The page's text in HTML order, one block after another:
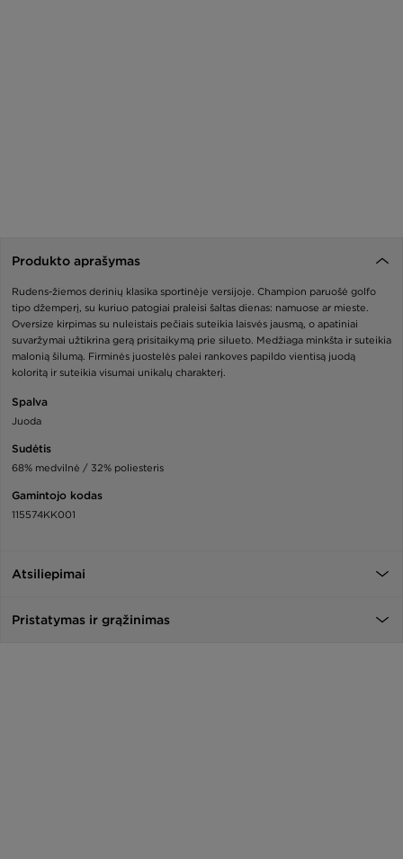
Produkto aprašymas
Rudens-žiemos derinių klasika sportinėje versijoje. Champion paruošė golfo
tipo džemperį, su kuriuo patogiai praleisi šaltas dienas: namuose ar mieste.
Oversize kirpimas su nuleistais pečiais suteikia laisvės jausmą, o apatiniai
suvaržymai užtikrina gerą prisitaikymą prie silueto. Medžiaga minkšta ir suteikia
malonią šilumą. Firminės juostelės palei rankoves papildo vientisą juodą
koloritą ir suteikia visumai unikalų charakterį.
Spalva
Juoda
Sudėtis
68% medvilnė / 32% poliesteris
Gamintojo kodas
115574KK001
Atsiliepimai
Pristatymas ir grąžinimas